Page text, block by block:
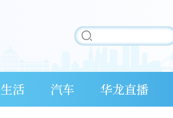
生活 汽车 华龙直播